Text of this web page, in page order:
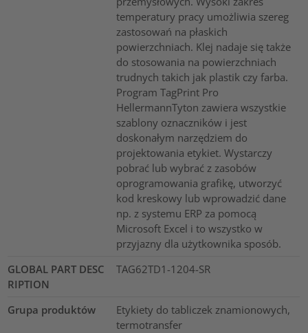
temperatury pracy umożliwia szereg
zastosowań na płaskich
powierzchniach. Klej nadaje się także
do stosowania na powierzchniach
trudnych takich jak plastik czy farba.
Program TagPrint Pro
HellermannTyton zawiera wszystkie
szablony oznaczników i jest
doskonałym narzędziem do
projektowania etykiet. Wystarczy
pobrać lub wybrać z zasobów
oprogramowania grafikę, utworzyć
kod kreskowy lub wprowadzić dane
np. z systemu ERP za pomocą
Microsoft Excel i to wszystko w
przyjazny dla użytkownika sposób.
GLOBAL PART DESC
RIPTION
TAG62TD1-1204-SR
Grupa produktów
Etykiety do tabliczek znamionowych,
termotransfer